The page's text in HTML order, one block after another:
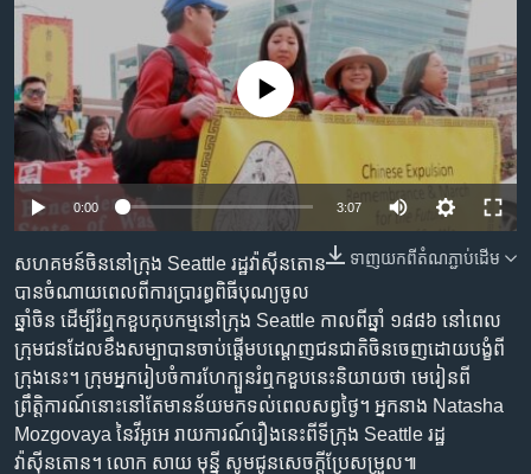
ចូល​
រចនា
សម្ព័ន្ធ​
រំលង​
និង​
កាន់​
ទំព័រ​
ស្វែង​
រក
វិទ្យុ / ផតខាសថ៍
កម្មវិធីទាំងអស់
Khmer English
បណ្តាញ​សង្គម
ភាសា
No media source currently available
0:00 3:07
ទាញ​យក​ពី​តំណភ្ជាប់​ដើម
សហគមន៍ចិននៅក្រុង Seattle រដ្ឋវ៉ាស៊ីនតោន
បានចំណាយពេលពីការប្រារព្ធពិធីបុណ្យចូល
ឆ្នាំចិន ដើម្បីរំឮកខួបកុបកម្មនៅក្រុង Seattle កាលពីឆ្នាំ ១៨៨៦ នៅពេល
ក្រុមជនដែលខឹងសម្បាបានចាប់ផ្តើមបណ្តេញជនជាតិចិនចេញដោយបង្ខំពី
ក្រុងនេះ។ ក្រុមអ្នករៀបចំការហែក្បួនរំឮកខួបនេះនិយាយថា មេរៀនពី
ព្រឹត្តិការណ៍នោះនៅតែមានន័យមកទល់ពេលសព្វថ្ងៃ។ អ្នកនាង Natasha
Mozgovaya នៃវីអូអេ រាយការណ៍រឿងនេះពីទីក្រុង Seattle រដ្ឋ
វ៉ាស៊ីនតោន។ លោក សាយ មុន្នី សូមជូនសេចក្តីប្រែសម្រួល៕